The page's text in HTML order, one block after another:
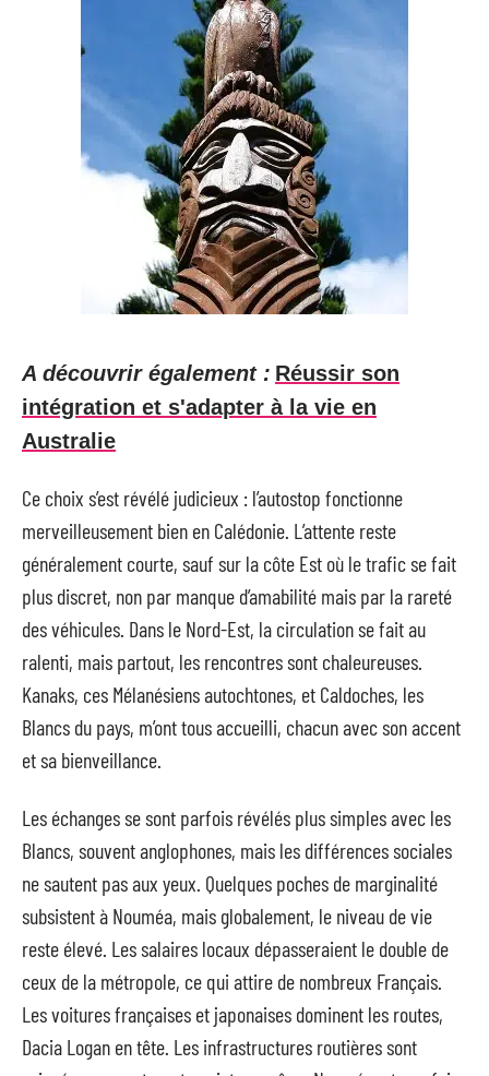
A découvrir également : Réussir son
intégration et s'adapter à la vie en
Australie
Ce choix s’est révélé judicieux : l’autostop fonctionne
merveilleusement bien en Calédonie. L’attente reste
généralement courte, sauf sur la côte Est où le trafic se fait
plus discret, non par manque d’amabilité mais par la rareté
des véhicules. Dans le Nord-Est, la circulation se fait au
ralenti, mais partout, les rencontres sont chaleureuses.
Kanaks, ces Mélanésiens autochtones, et Caldoches, les
Blancs du pays, m’ont tous accueilli, chacun avec son accent
et sa bienveillance.
Les échanges se sont parfois révélés plus simples avec les
Blancs, souvent anglophones, mais les différences sociales
ne sautent pas aux yeux. Quelques poches de marginalité
subsistent à Nouméa, mais globalement, le niveau de vie
reste élevé. Les salaires locaux dépasseraient le double de
ceux de la métropole, ce qui attire de nombreux Français.
Les voitures françaises et japonaises dominent les routes,
Dacia Logan en tête. Les infrastructures routières sont